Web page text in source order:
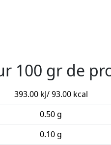
100 gr de
393.00 kJ/ 93.00 kcal
0.50 g
0.10 g